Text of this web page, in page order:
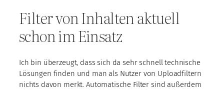
Filter von Inhalten aktuell
schon im Einsatz
Ich bin überzeugt, dass sich da sehr schnell technische
Lösungen finden und man als Nutzer von Uploadfiltern
nichts davon merkt. Automatische Filter sind außerdem